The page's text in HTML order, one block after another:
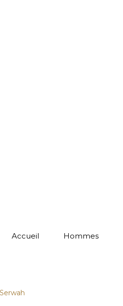
Accueil Hommes
Serwah